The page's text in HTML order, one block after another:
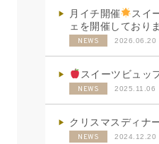
月イチ開催
スイ
ェを開催しており
NEWS 2026.06.20
スイーツビュッ
NEWS 2025.11.06
クリスマスディナ
NEWS 2024.12.20